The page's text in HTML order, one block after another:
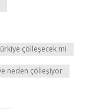
çölleşecek mi
neden çölleşiyor